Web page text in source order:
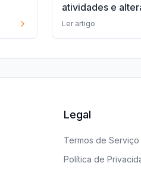
atividades e
no sistema
Ler artigo
Legal
Termos de Serviço
Política de